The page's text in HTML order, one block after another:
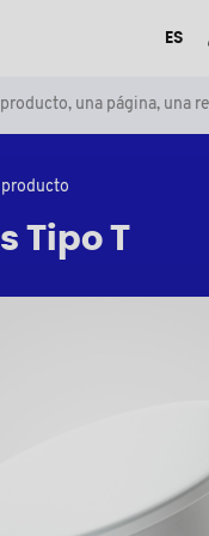
ES
Tipo T